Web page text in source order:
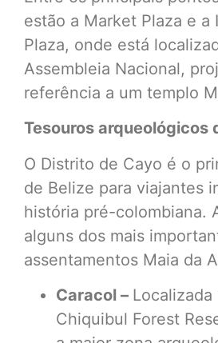
estão a Market Plaza e a
Plaza, onde está
Assembleia Nacional,
referência a um templo
Tesouros arqueológicos
O Distrito de Cayo é o
de Belize para viajantes
história pré-colombiana.
alguns dos mais
assentamentos Maia da
Caracol –
Chiquibul Forest